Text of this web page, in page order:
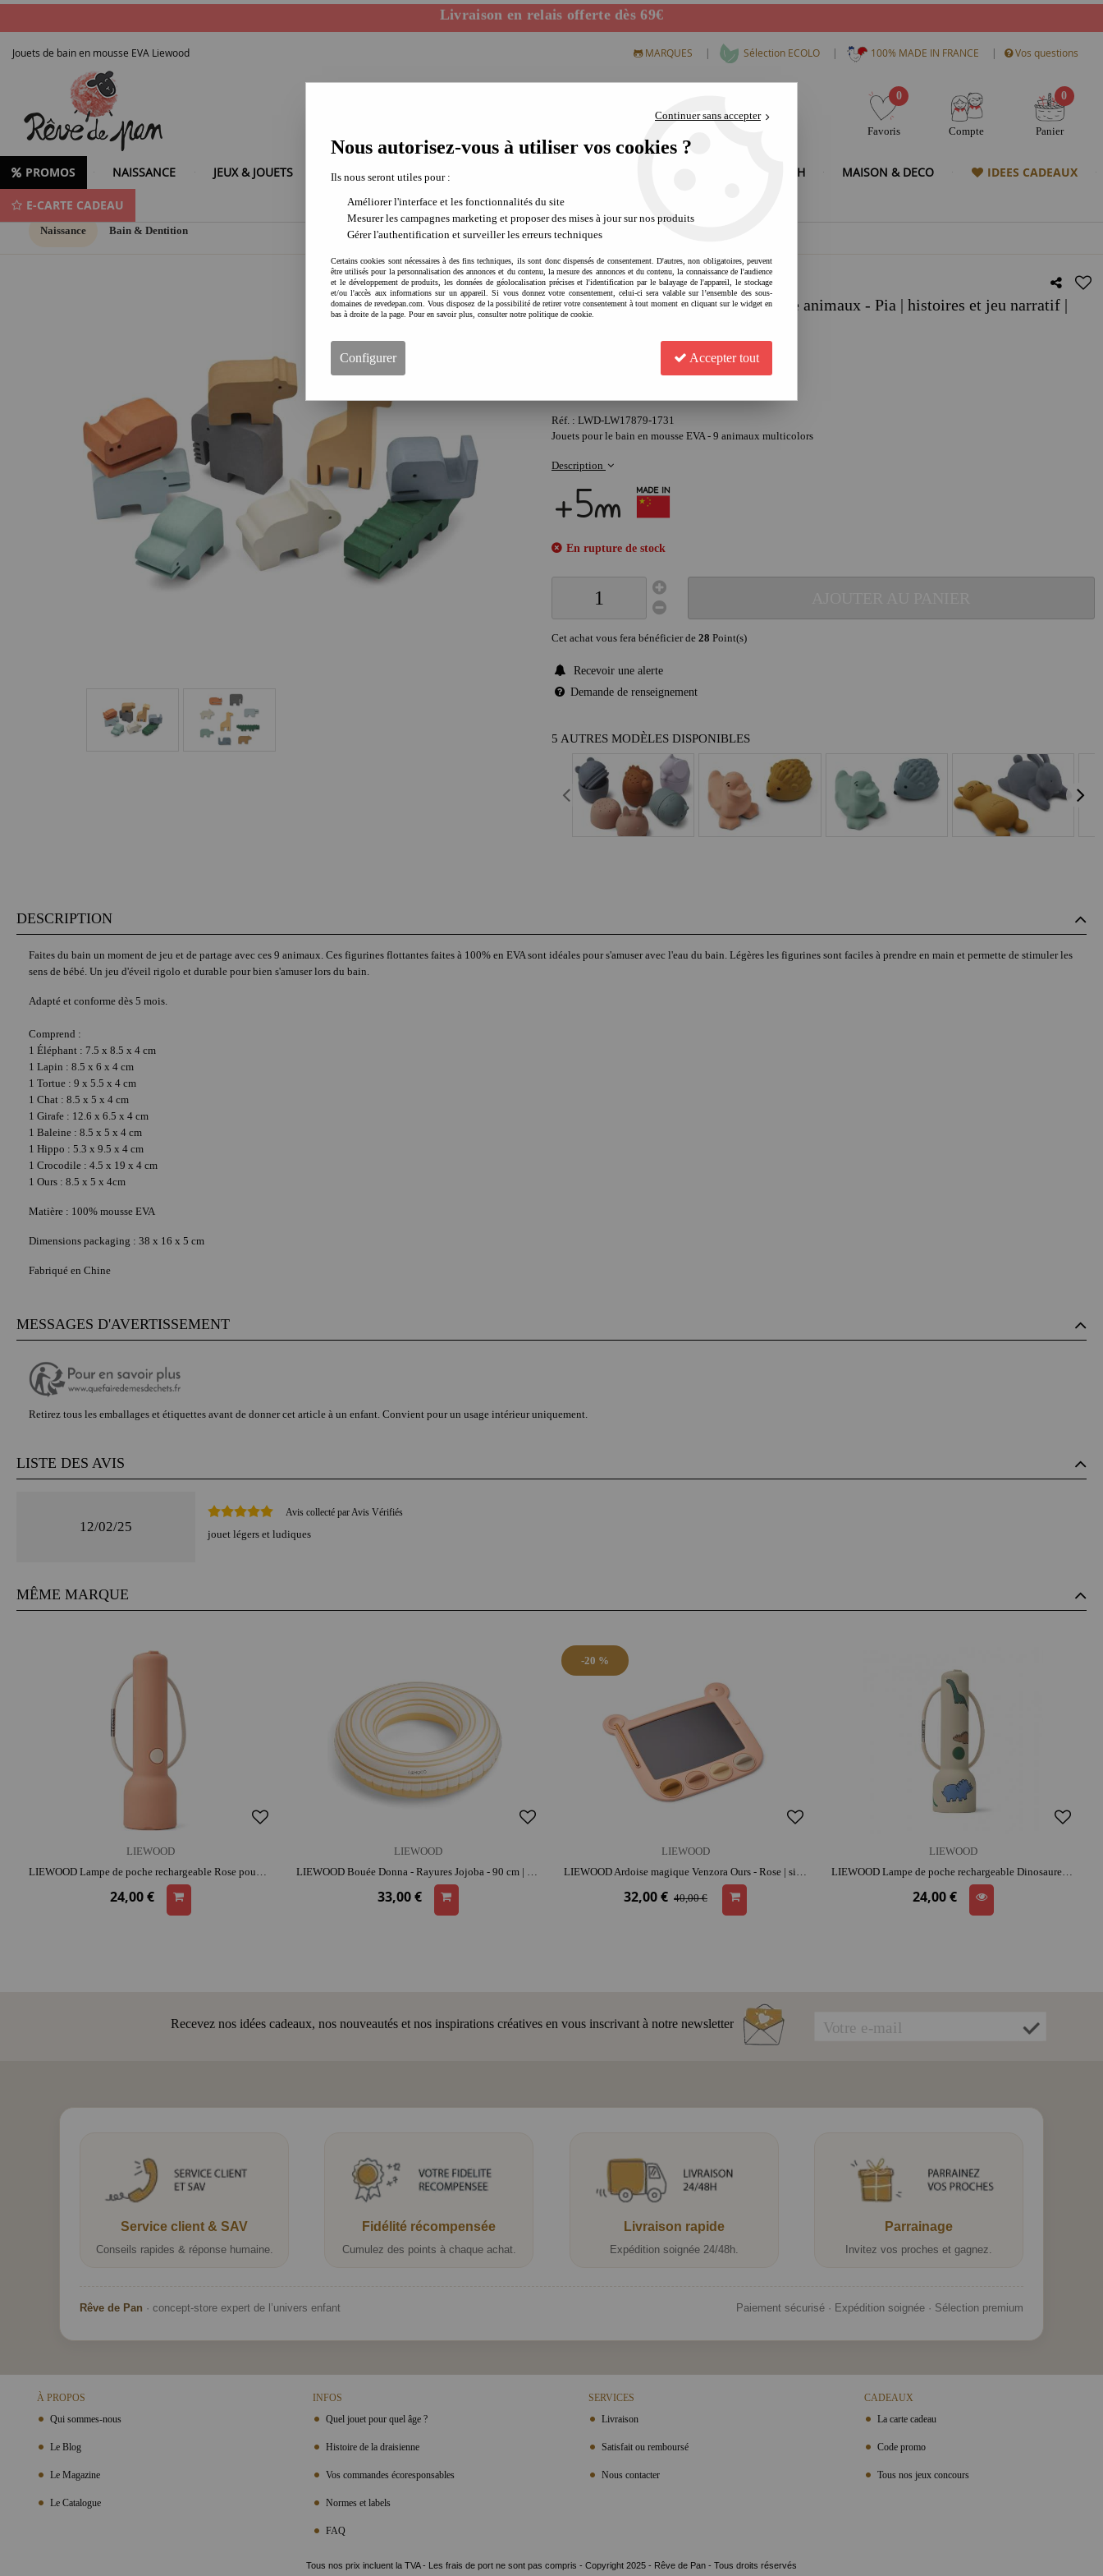
Départ de notre dépôt avant 14h
Jouets de bain en mousse EVA Liewood MARQUES | Sélection ECOLO | 100% MADE IN FRANCE | Vos questions
0
Favoris Compte
0
Panier
PROMOS NAISSANCE JEUX & JOUETS LOISIRS CREATIFS MODE & HIGH TECH MAISON & DECO IDEES CADEAUX
E-CARTE CADEAU
Naissance Bain & Dentition
LIEWOOD Jouets de bain en mousse animaux - Pia | histoires et jeu narratif |
moment détente et complicité
Réf. : LWD-LW17879-1731
Jouets pour le bain en mousse EVA - 9 animaux multicolors
Description
En rupture de stock
Cet achat vous fera bénéficier de 28 Point(s)
Recevoir une alerte
Demande de renseignement
5 AUTRES MODÈLES DISPONIBLES
DESCRIPTION
Faites du bain un moment de jeu et de partage avec ces 9 animaux. Ces figurines flottantes faites à 100% en EVA sont idéales pour s'amuser avec l'eau du bain. Légères les figurines sont faciles à prendre en main et permette de stimuler les
sens de bébé. Un jeu d'éveil rigolo et durable pour bien s'amuser lors du bain.
Adapté et conforme dès 5 mois.
Comprend :
1 Éléphant : 7.5 x 8.5 x 4 cm
1 Lapin : 8.5 x 6 x 4 cm
1 Tortue : 9 x 5.5 x 4 cm
1 Chat : 8.5 x 5 x 4 cm
1 Girafe : 12.6 x 6.5 x 4 cm
1 Baleine : 8.5 x 5 x 4 cm
1 Hippo : 5.3 x 9.5 x 4 cm
1 Crocodile : 4.5 x 19 x 4 cm
1 Ours : 8.5 x 5 x 4cm
Matière : 100% mousse EVA
Dimensions packaging : 38 x 16 x 5 cm
Fabriqué en Chine
MESSAGES D'AVERTISSEMENT
Retirez tous les emballages et étiquettes avant de donner cet article à un enfant. Convient pour un usage intérieur uniquement.
LISTE DES AVIS
12/02/25
Avis collecté par Avis Vérifiés
jouet légers et ludiques
MÊME MARQUE
LIEWOOD
24,00 €
LIEWOOD
33,00 €
-20 %
LIEWOOD
32,00 € 40,00 €
LIEWOOD
24,00 €
Recevez nos idées cadeaux, nos nouveautés et nos inspirations créatives en vous inscrivant à notre newsletter
Service client & SAV
Conseils rapides & réponse humaine.
Fidélité récompensée
Cumulez des points à chaque achat.
Livraison rapide
Expédition soignée 24/48h.
Parrainage
Invitez vos proches et gagnez.
Rêve de Pan · concept-store expert de l’univers enfant Paiement sécurisé · Expédition soignée · Sélection premium
À PROPOS
Qui sommes-nous
Le Blog
Le Magazine
Le Catalogue
INFOS
Quel jouet pour quel âge ?
Histoire de la draisienne
Vos commandes écoresponsables
Normes et labels
FAQ
SERVICES
Livraison
Satisfait ou remboursé
Nous contacter
CADEAUX
La carte cadeau
Code promo
Tous nos jeux concours
Tous nos prix incluent la TVA - Les frais de port ne sont pas compris - Copyright 2025 - Rêve de Pan - Tous droits réservés
Continuer sans accepter
Nous autorisez-vous à utiliser vos cookies ?
Ils nous seront utiles pour :
Améliorer l'interface et les fonctionnalités du site
Mesurer les campagnes marketing et proposer des mises à jour sur nos produits
Gérer l'authentification et surveiller les erreurs techniques
Certains cookies sont nécessaires à des fins techniques, ils sont donc dispensés de consentement. D'autres, non obligatoires, peuvent
être utilisés pour la personnalisation des annonces et du contenu, la mesure des annonces et du contenu, la connaissance de l'audience
et le développement de produits, les données de géolocalisation précises et l'identification par le balayage de l'appareil, le stockage
et/ou l'accès aux informations sur un appareil. Si vous donnez votre consentement, celui-ci sera valable sur l’ensemble des sous-
domaines de revedepan.com. Vous disposez de la possibilité de retirer votre consentement à tout moment en cliquant sur le widget en
bas à droite de la page. Pour en savoir plus, consulter notre politique de cookie.
Configurer Accepter tout